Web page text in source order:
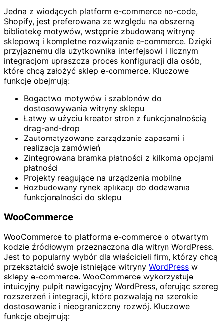
Jedna z wiodących platform e-commerce no-code,
Shopify, jest preferowana ze względu na obszerną
bibliotekę motywów, wstępnie zbudowaną witrynę
sklepową i kompletne rozwiązanie e-commerce. Dzięki
przyjaznemu dla użytkownika interfejsowi i licznym
integracjom upraszcza proces konfiguracji dla osób,
które chcą założyć sklep e-commerce. Kluczowe
funkcje obejmują:
Bogactwo motywów i szablonów do
dostosowywania witryny sklepu
Łatwy w użyciu kreator stron z funkcjonalnością
drag-and-drop
Zautomatyzowane zarządzanie zapasami i
realizacja zamówień
Zintegrowana bramka płatności z kilkoma opcjami
płatności
Projekty reagujące na urządzenia mobilne
Rozbudowany rynek aplikacji do dodawania
funkcjonalności do sklepu
WooCommerce
WooCommerce to platforma e-commerce o otwartym
kodzie źródłowym przeznaczona dla witryn WordPress.
Jest to popularny wybór dla właścicieli firm, którzy chcą
przekształcić swoje istniejące witryny WordPress w
sklepy e-commerce. WooCommerce wykorzystuje
intuicyjny pulpit nawigacyjny WordPress, oferując szereg
rozszerzeń i integracji, które pozwalają na szerokie
dostosowanie i nieograniczony rozwój. Kluczowe
funkcje obejmują: